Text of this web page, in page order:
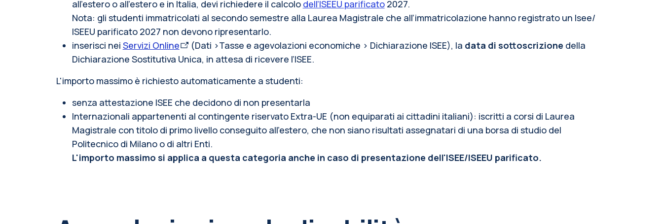
all’estero o all’estero e in Italia, devi richiedere il calcolo dell’ISEEU parificato2027.
Nota: gli studenti immatricolati al secondo semestre alla Laurea Magistrale che all’immatricolazione hanno registrato un Isee/
ISEEU parificato 2027 non devono ripresentarlo.
inserisci nei Servizi Online (Dati >Tasse e agevolazioni economiche > Dichiarazione ISEE), la data di sottoscrizione della
Dichiarazione Sostitutiva Unica, in attesa di ricevere l’ISEE.
L'importo massimo è richiesto automaticamente a studenti:
senza attestazione ISEE che decidono di non presentarla
Internazionali appartenenti al contingente riservato Extra-UE (non equiparati ai cittadini italiani): iscritti a corsi di Laurea
Magistrale con titolo di primo livello conseguito all'estero, che non siano risultati assegnatari di una borsa di studio del
Politecnico di Milano o di altri Enti.
L'importo massimo si applica a questa categoria anche in caso di presentazione dell'ISEE/ISEEU parificato.